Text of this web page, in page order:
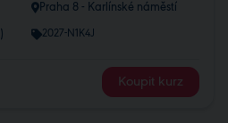
Praha 8 - Karlínské náměstí
2027-N1K4J
Koupit kurz